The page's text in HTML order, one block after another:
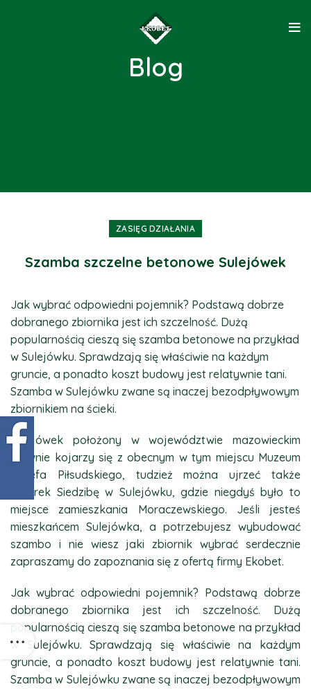
Blog
ZASIĘG DZIAŁANIA
Szamba szczelne betonowe Sulejówek
Jak wybrać odpowiedni pojemnik? Podstawą dobrze
dobranego zbiornika jest ich szczelność. Dużą
popularnością cieszą się szamba betonowe na przykład
w Sulejówku. Sprawdzają się właściwie na każdym
gruncie, a ponadto koszt budowy jest relatywnie tani.
Szamba w Sulejówku zwane są inaczej bezodpływowym
zbiornikiem na ścieki.
Sulejówek położony w województwie mazowieckim
głównie kojarzy się z obecnym w tym miejscu Muzeum
Józefa Piłsudskiego, tudzież można ujrzeć także
Dworek Siedzibę w Sulejówku, gdzie niegdyś było to
miejsce zamieszkania Moraczewskiego. Jeśli jesteś
mieszkańcem Sulejówka, a potrzebujesz wybudować
szambo i nie wiesz jaki zbiornik wybrać serdecznie
zapraszamy do zapoznania się z ofertą firmy Ekobet.
Jak wybrać odpowiedni pojemnik? Podstawą dobrze
dobranego zbiornika jest ich szczelność. Dużą
popularnością cieszą się szamba betonowe na przykład
w Sulejówku. Sprawdzają się właściwie na każdym
gruncie, a ponadto koszt budowy jest relatywnie tani.
Szamba w Sulejówku zwane są inaczej bezodpływowym